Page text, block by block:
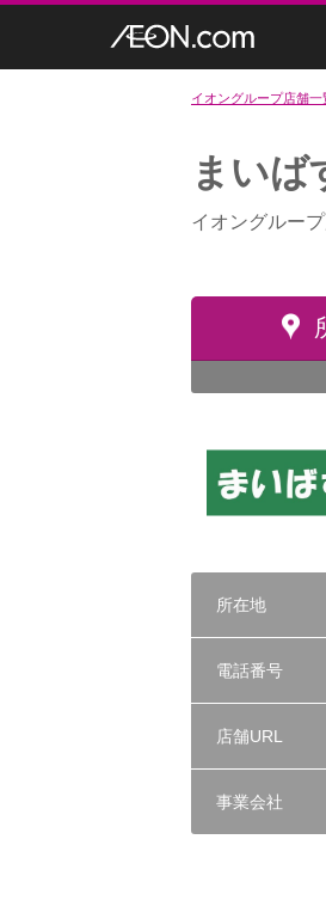
イオングループ店舗一
まいば
イオングルー
所在地
電話番号
店舗URL
事業会社